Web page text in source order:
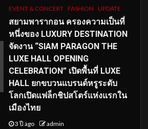
EVENT & CONCERT FASHION UPDATE
สยามพารากอน ครองความเป็นที่
หนึ่งของ LUXURY DESTINATION
จัดงาน “SIAM PARAGON THE
LUXE HALL OPENING
CELEBRATION” เปิดพื้นที่ LUXE
HALL ยกขบวนแบรนด์หรูระดับ
โลกเปิดแฟล็กชิปสโตร์แห่งแรกใน
เมืองไทย
3 ปี ago admin